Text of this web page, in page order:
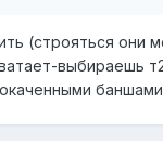
(строяться они
выбираешь